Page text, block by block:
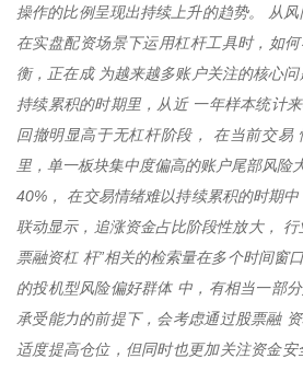
操作的比例呈现出持续上升的趋势。 从
在实盘配资场景下运用杠杆工具时，如
衡，正在成 为越来越多账户关注的核心
持续累积的时期里，从近 一年样本统计
回撤明显高于无杠杆阶段， 在当前交易
里，单一板块集中度偏高的账户尾部风险
40%， 在交易情绪难以持续累积的时期
联动显示，追涨资金占比阶段性放大，
票融资杠 杆”相关的检索量在多个时间窗
的投机型风险偏好群体 中，有相当一部
承受能力的前提下，会考虑通过股票融
适度提高仓位，但同时也更加关注资金